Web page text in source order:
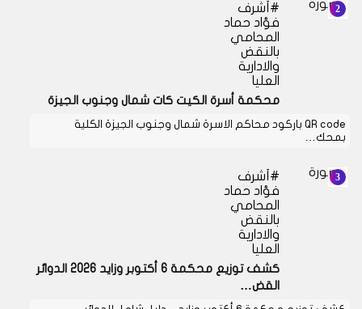
أشرف
فؤاد حماد
المحامي
بالنقض
والادارية
العليا
محكمة أسرة الكيت كات شمال وجنوب الجيزة
QR code باركود محاكم الاسرة شمال وجنوب الجيزة الكلية
بمحك…
أشرف
فؤاد حماد
المحامي
بالنقض
والادارية
العليا
كشف توزيع محكمة 6 أكتوبر وزايد 2026 الدوائر
القض…